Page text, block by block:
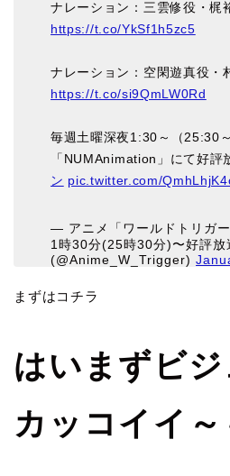
ナレーション：三雲修役・梶
https://t.co/YkSf1h5zc5
ナレーション：空閑遊真役・
https://t.co/si9QmLW0Rd
毎週土曜深夜1:30～（25:30
「NUMAnimation」にて好評
ン pic.twitter.com/
— アニメ「ワールドトリガ
1時30分(25時30分)〜好評放
(@Anime_W_Trigger)
まずはコチラ
はいまずビ
カッコイイ～